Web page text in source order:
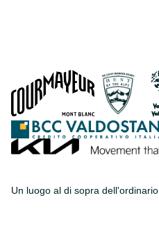
Un luogo al di sopra dell'ordinario